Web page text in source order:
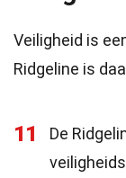
Veiligheid is
Ridgeline is
11
De